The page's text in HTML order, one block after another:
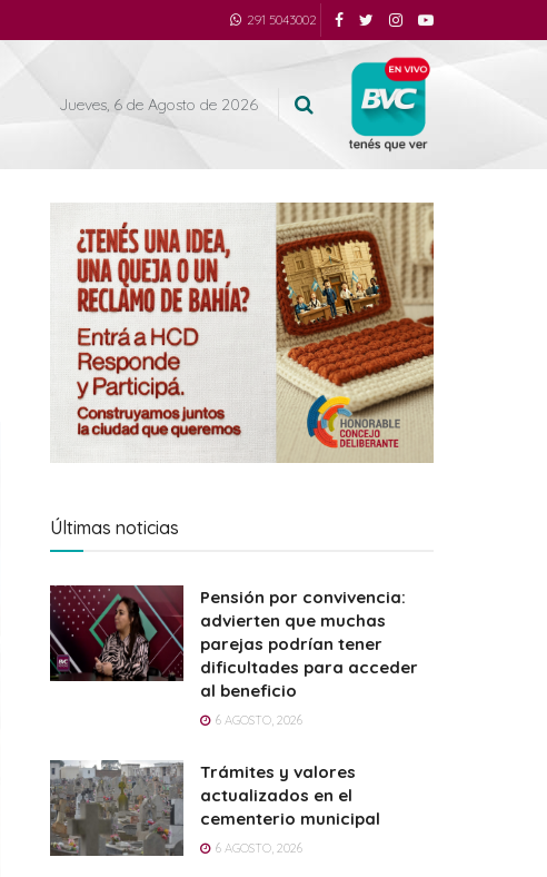
291 5043002
Jueves, 6 de Agosto de 2026
Últimas noticias
Pensión por convivencia:
advierten que muchas
parejas podrían tener
dificultades para acceder
al beneficio
6 AGOSTO, 2026
Trámites y valores
actualizados en el
cementerio municipal
6 AGOSTO, 2026